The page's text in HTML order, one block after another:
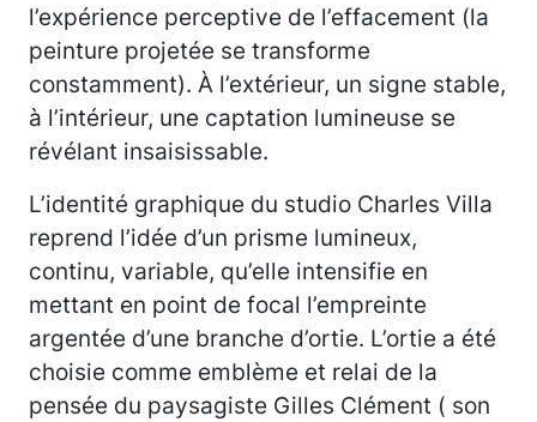
l’expérience perceptive de l’effacement (la
peinture projetée se transforme
constamment). À l’extérieur, un signe stable,
à l’intérieur, une captation lumineuse se
révélant insaisissable.
L’identité graphique du studio Charles Villa
reprend l’idée d’un prisme lumineux,
continu, variable, qu’elle intensifie en
mettant en point de focal l’empreinte
argentée d’une branche d’ortie. L’ortie a été
choisie comme emblème et relai de la
pensée du paysagiste Gilles Clément ( son